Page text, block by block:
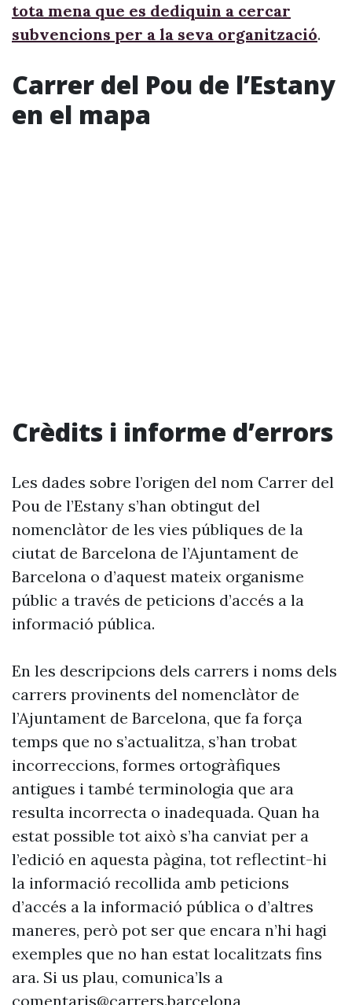
tota mena que es dediquin a cercar
subvencions per a la seva organització.
Carrer del Pou de l’Estany
en el mapa
Crèdits i informe d’errors
Les dades sobre l’origen del nom Carrer del
Pou de l’Estany s’han obtingut del
nomenclàtor de les vies públiques de la
ciutat de Barcelona de l’Ajuntament de
Barcelona o d’aquest mateix organisme
públic a través de peticions d’accés a la
informació pública.
En les descripcions dels carrers i noms dels
carrers provinents del nomenclàtor de
l’Ajuntament de Barcelona, que fa força
temps que no s’actualitza, s’han trobat
incorreccions, formes ortogràfiques
antigues i també terminologia que ara
resulta incorrecta o inadequada. Quan ha
estat possible tot això s’ha canviat per a
l’edició en aquesta pàgina, tot reflectint-hi
la informació recollida amb peticions
d’accés a la informació pública o d’altres
maneres, però pot ser que encara n’hi hagi
exemples que no han estat localitzats fins
ara. Si us plau, comunica’ls a
comentaris@carrers.barcelona